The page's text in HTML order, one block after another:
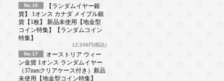
No.16
【ランダムイヤー銀
貨】 1オンス カナダ メイプル銀
貨【1枚】 新品未使用【地金型
コイン特集】【ランダムコイン
特集】
12,248円(税込)
No.17
オーストリア ウィー
ン金貨 1オンス ランダムイヤー
（37mmクリアケース付き）新品
未使用【地金型コイン特集】